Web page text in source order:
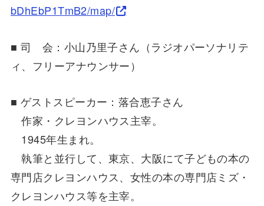
bDhEbP1TmB2/map/
■ 司 会：小山乃里子さん（ラジオパーソナリテ
ィ、フリーアナウンサー）
■ ゲストスピーカー：落合恵子さん
作家・クレヨンハウス主宰。
1945年生まれ。
執筆と並行して、東京、大阪にて子どもの本の
専門店クレヨンハウス、女性の本の専門店ミズ・
クレヨンハウス等を主宰。